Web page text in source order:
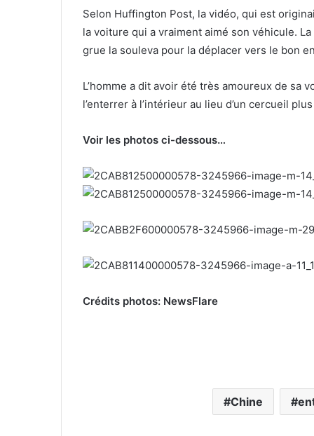
Selon Huffington Post, la vidéo, qui est
la voiture qui a vraiment aimé son véhicule.
grue la souleva pour la déplacer vers le bon
L’homme a dit avoir été très amoureux de sa
l’enterrer à l’intérieur au lieu d’un cercueil
Voir les photos ci-dessous…
Crédits photos: NewsFlare
Chine